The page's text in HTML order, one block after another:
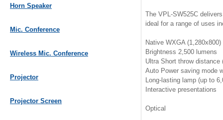
Horn Speaker
Mic. Conference
Wireless Mic. Conference
Projector
Projector Screen
The VPL-SW525C
ideal for a range of uses
Native WXGA
Brightness 2,500 lumens
Ultra Short throw distance
Auto Power saving mode
Long-lasting lamp (up to
Interactive presentations
Optical